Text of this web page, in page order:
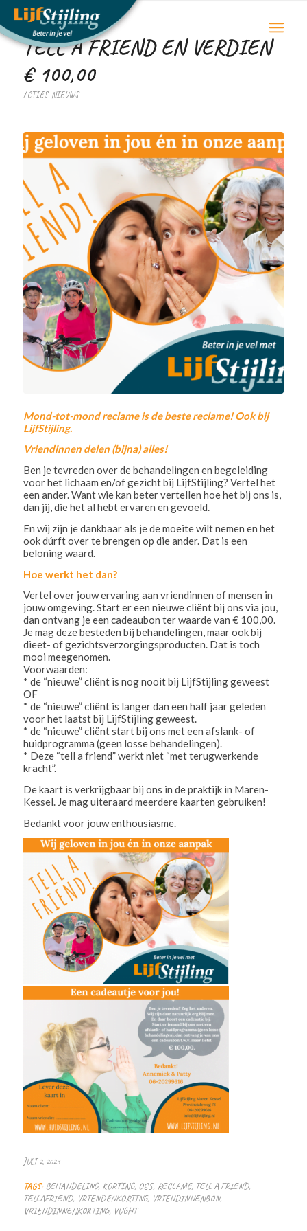
TELL A FRIEND EN VERDIEN
€ 100,00
ACTIES, NIEUWS
Mond-tot-mond reclame is de beste reclame! Ook bij
LijfStijling.
Vriendinnen delen (bijna) alles!
Ben je tevreden over de behandelingen en begeleiding
voor het lichaam en/of gezicht bij LijfStijling? Vertel het
een ander. Want wie kan beter vertellen hoe het bij ons is,
dan jij, die het al hebt ervaren en gevoeld.
En wij zijn je dankbaar als je de moeite wilt nemen en het
ook dúrft over te brengen op die ander. Dat is een
beloning waard.
Hoe werkt het dan?
Vertel over jouw ervaring aan vriendinnen of mensen in
jouw omgeving. Start er een nieuwe cliënt bij ons via jou,
dan ontvang je een cadeaubon ter waarde van € 100,00.
Je mag deze besteden bij behandelingen, maar ook bij
dieet- of gezichtsverzorgingsproducten. Dat is toch
mooi meegenomen.
Voorwaarden:
* de “nieuwe” cliënt is nog nooit bij LijfStijling geweest
OF
* de “nieuwe” cliënt is langer dan een half jaar geleden
voor het laatst bij LijfStijling geweest.
* de “nieuwe” cliënt start bij ons met een afslank- of
huidprogramma (geen losse behandelingen).
* Deze “tell a friend” werkt niet “met terugwerkende
kracht”.
De kaart is verkrijgbaar bij ons in de praktijk in Maren-
Kessel. Je mag uiteraard meerdere kaarten gebruiken!
Bedankt voor jouw enthousiasme.
JULI 2, 2023
TAGS: BEHANDELING, KORTING, OSS, RECLAME, TELL A FRIEND,
TELLAFRIEND, VRIENDENKORTING, VRIENDINNENBON,
VRIENDINNENKORTING, VUGHT